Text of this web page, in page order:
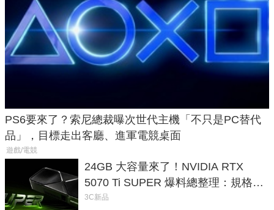
PS6要來了？索尼總裁曝次世代主機「不只是PC替代
品」，目標走出客廳、進軍電競桌面
遊戲/電競
24GB 大容量來了！NVIDIA RTX
5070 Ti SUPER 爆料總整理：規格、
功耗、上市時間
3C新品